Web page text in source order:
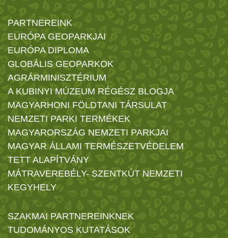
PARTNEREINK
EURÓPA GEOPARKJAI
EURÓPA DIPLOMA
GLOBÁLIS GEOPARKOK
AGRÁRMINISZTÉRIUM
A KUBINYI MÚZEUM RÉGÉSZ BLOGJA
MAGYARHONI FÖLDTANI TÁRSULAT
NEMZETI PARKI TERMÉKEK
MAGYARORSZÁG NEMZETI PARKJAI
MAGYAR ÁLLAMI TERMÉSZETVÉDELEM
TETT ALAPÍTVÁNY
MÁTRAVEREBÉLY- SZENTKÚT NEMZETI
KEGYHELY
SZAKMAI PARTNEREINKNEK
TUDOMÁNYOS KUTATÁSOK